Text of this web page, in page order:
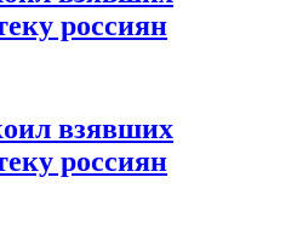
россиян
взявших
россиян